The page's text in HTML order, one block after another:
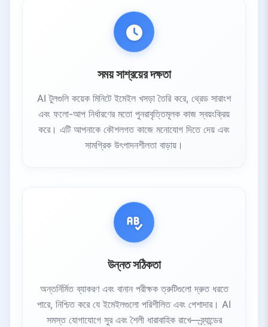
সময় সাশ্রয়ের দক্ষতা
AI টুলগুলি কয়েক মিনিটে ইমেইল খসড়া তৈরি করে, থ্রেড সারাংশ
এবং ফলো-আপ নির্ধারণের মতো পুনরাবৃত্তিমূলক কাজ স্বয়ংক্রিয়
করে। এটি আপনাকে কৌশলগত কাজে মনোযোগ দিতে দেয় এবং
সামগ্রিক উৎপাদনশীলতা বাড়ায়।
উন্নত সঠিকতা
অন্তর্নির্মিত ব্যাকরণ এবং বানান পরীক্ষক ত্রুটিগুলো দ্রুত ধরতে
পারে, নিশ্চিত করে যে ইমেইলগুলো পরিশীলিত এবং পেশাদার। AI
সমস্ত যোগাযোগে সুর এবং শৈলী ধারাবাহিক রাখে—ব্র্যান্ডের